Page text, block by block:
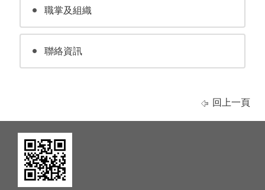
職掌及組織
聯絡資訊
回上一頁